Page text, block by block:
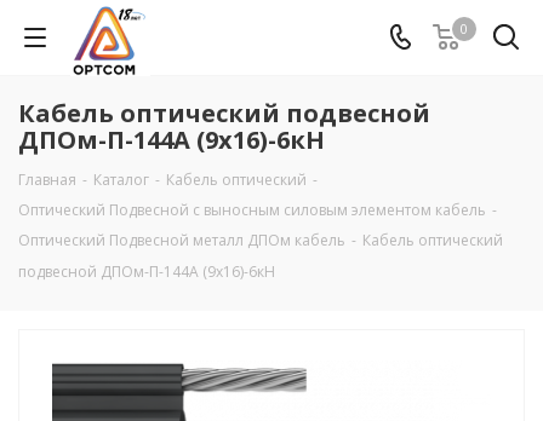
0
Кабель оптический подвесной
ДПОм-П-144А (9х16)-6кН
Главная - Каталог - Кабель оптический -
Оптический Подвесной с выносным силовым элементом кабель -
Оптический Подвесной металл ДПОм кабель - Кабель оптический
подвесной ДПОм-П-144А (9х16)-6кН